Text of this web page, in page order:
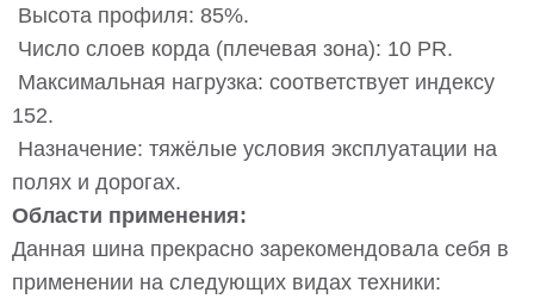
Высота профиля: 85%.
Число слоев корда (плечевая зона): 10 PR.
Максимальная нагрузка: соответствует индексу
152.
Назначение: тяжёлые условия эксплуатации на
полях и дорогах.
Области применения:
Данная шина прекрасно зарекомендовала себя в
применении на следующих видах техники: